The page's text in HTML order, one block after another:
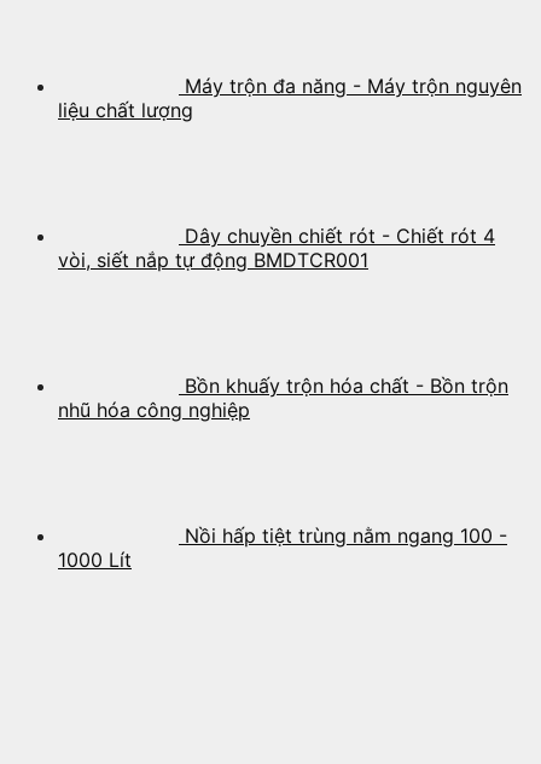
Máy trộn đa năng - Máy trộn nguyên
liệu chất lượng
Dây chuyền chiết rót - Chiết rót 4
vòi, siết nắp tự động BMDTCR001
Bồn khuấy trộn hóa chất - Bồn trộn
nhũ hóa công nghiệp
Nồi hấp tiệt trùng nằm ngang 100 -
1000 Lít